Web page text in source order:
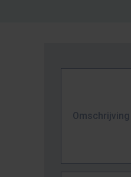
Omschrijving